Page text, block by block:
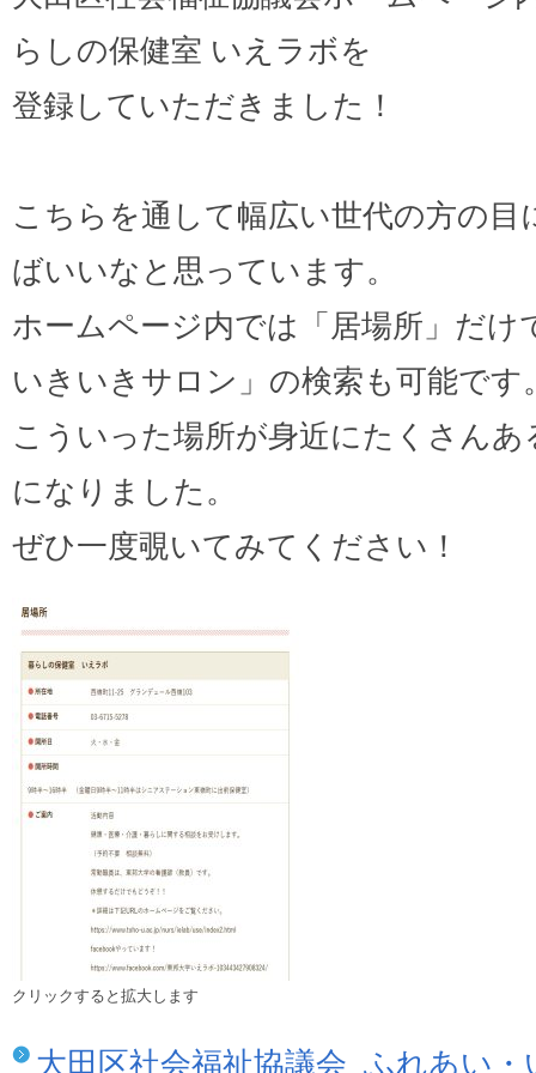
らしの保健室 いえラボを
登録していただきました！
こちらを通して幅広い世代の方の目
ばいいなと思っています。
ホームページ内では「居場所」だけ
いきいきサロン」の検索も可能です
こういった場所が身近にたくさん
になりました。
ぜひ一度覗いてみてください！
クリックすると拡大します
大田区社会福祉協議会_ふれあい